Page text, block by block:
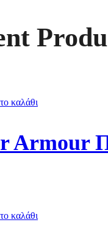
καλάθι
Armour
καλάθι